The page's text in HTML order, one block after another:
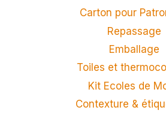
Carton pour
Repassage
Emballage
Toiles et
Kit Ecoles de
Contexture &